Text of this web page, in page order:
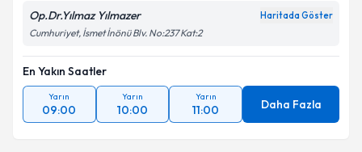
Op.Dr.Yılmaz Yılmazer Haritada Göster
Cumhuriyet, İsmet İnönü Blv. No:237 Kat:2
En Yakın Saatler
Yarın
09:00
Yarın
10:00
Yarın
11:00 Daha Fazla